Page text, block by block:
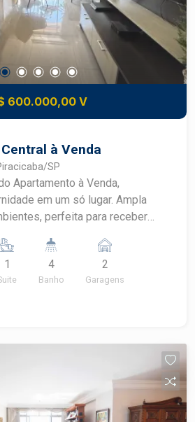
sua visita.
600.000,00 V
à Venda
SP
Apartamento à Venda,
em um só lugar. Ampla
perfeita para receber
agradável e ventilação
otimizando o espaço e
é a escolha ideal para
pronto para morar, em uma
1 4
Banho
2
Garagens